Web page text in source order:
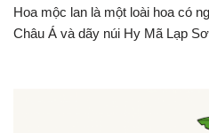
Hoa mộc lan là một loài hoa có
Châu Á và dãy núi Hy Mã Lạp